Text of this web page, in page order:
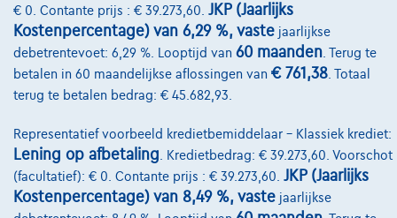
€ 0. Contante prijs : € 39.273,60. JKP (Jaarlijks
Kostenpercentage) van 6,29 %, vaste jaarlijkse
debetrentevoet: 6,29 %. Looptijd van 60 maanden . Terug te
betalen in 60 maandelijkse aflossingen van € 761,38 . Totaal
terug te betalen bedrag: € 45.682,93.
Representatief voorbeeld kredietbemiddelaar – Klassiek krediet:
Lening op afbetaling. Kredietbedrag: € 39.273,60. Voorschot
(facultatief): € 0. Contante prijs : € 39.273,60. JKP (Jaarlijks
Kostenpercentage) van 8,49 %, vaste jaarlijkse
Contact
@2024 TCS Mobility SA/NV Copyright
Algemene Voorwaarden
Bijstandsvoorwaarden
Privacyverklaring